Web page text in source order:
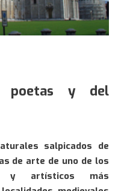
y del
salpicados de
de arte de uno de los
y artísticos más
and the
of Serviceapply.